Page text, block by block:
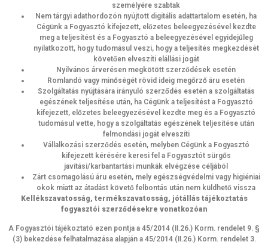
személyére szabtak
Nem tárgyi adathordozón nyújtott digitális adattartalom esetén, ha
Cégünk a Fogyasztó kifejezett, előzetes beleegyezésével kezdte
meg a teljesítést és a Fogyasztó a beleegyezésével egyidejűleg
nyilatkozott, hogy tudomásul veszi, hogy a teljesítés megkezdését
követően elveszíti elállási jogát
Nyilvános árverésen megkötött szerződések esetén
Romlandó vagy minőségét rövid ideig megőrző áru esetén
Szolgáltatás nyújtására irányuló szerződés esetén a szolgáltatás
egészének teljesítése után, ha Cégünk a teljesítést a Fogyasztó
kifejezett, előzetes beleegyezésével kezdte meg és a Fogyasztó
tudomásul vette, hogy a szolgáltatás egészének teljesítése után
felmondási jogát elveszíti
Vállalkozási szerződés esetén, melyben Cégünk a Fogyasztó
kifejezett kérésére keresi fel a Fogyasztót sürgős
javítási/karbantartási munkák elvégzése céljából
Zárt csomagolású áru esetén, mely egészségvédelmi vagy higiéniai
okok miatt az átadást követő felbontás után nem küldhető vissza
Kellékszavatosság, termékszavatosság, jótállás tájékoztatás
fogyasztói szerződésekre vonatkozóan
A Fogyasztói tájékoztató ezen pontja a 45/2014 (II.26.) Korm. rendelet 9. §
(3) bekezdése felhatalmazása alapján a 45/2014 (II.26.) Korm. rendelet 3.